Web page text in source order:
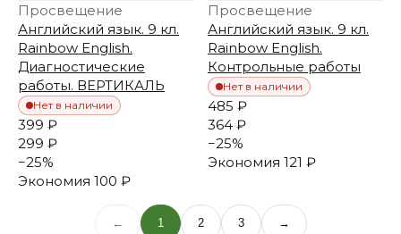
Просвещение
Английский язык. 9 кл.
Rainbow English.
Диагностические
работы. ВЕРТИКАЛЬ
Нет в наличии
399 ₽
299 ₽
−25%
Экономия 100 ₽
Просвещение
Английский язык. 9 кл.
Rainbow English.
Контрольные работы
Нет в наличии
485 ₽
364 ₽
−25%
Экономия 121 ₽
← 1 2 3 →